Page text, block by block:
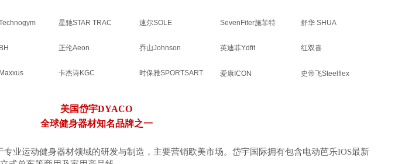
爱康ICON
时保雅SPORTSART 史帝飞Steelflex
英迪菲Ydfit
卡杰诗KGC
速尔SOLE 舒华 SHUA
SevenFiter施菲特
红双喜
正伦Aeon 乔山Johnson
星驰STAR TRAC
美国岱宇DYACO
全球健身器材知名品牌之一
于专业运动健身器材领域的研发与制造，主要营销欧美市场。岱宇国际拥有包含电动芭乐IOS最新